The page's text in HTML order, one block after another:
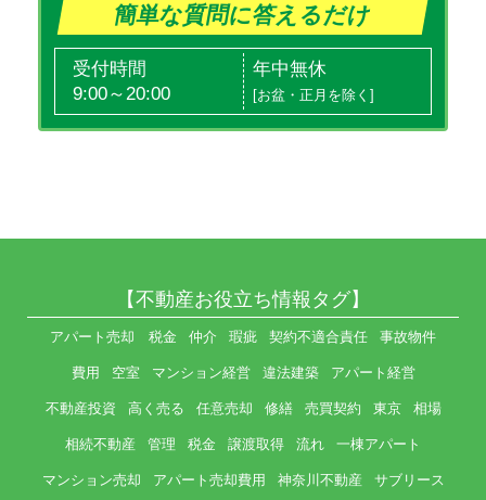
簡単な質問に答えるだけ
受付時間
9:00～20:00
年中無休
[お盆・正月を除く]
【不動産お役立ち情報タグ】
アパート売却 税金 仲介 瑕疵 契約不適合責任 事故物件
費用 空室 マンション経営 違法建築 アパート経営
不動産投資 高く売る 任意売却 修繕 売買契約 東京 相場
相続不動産 管理 税金 譲渡取得 流れ 一棟アパート
マンション売却 アパート売却費用 神奈川不動産 サブリース